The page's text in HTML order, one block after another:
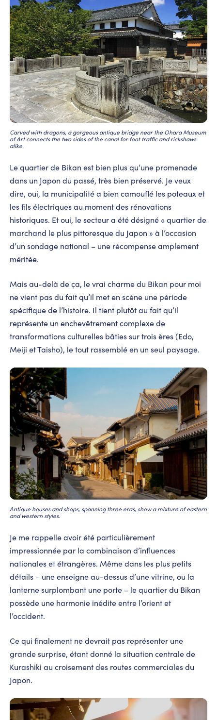
Carved with dragons, a gorgeous antique bridge near the Ohara Museum
of Art connects the two sides of the canal for foot traffic and rickshaws
alike.
Le quartier de Bikan est bien plus qu’une promenade
dans un Japon du passé, très bien préservé. Je veux
dire, oui, la municipalité a bien camouflé les poteaux et
les fils électriques au moment des rénovations
historiques. Et oui, le secteur a été désigné « quartier de
marchand le plus pittoresque du Japon » à l’occasion
d’un sondage national – une récompense amplement
méritée.
Mais au-delà de ça, le vrai charme du Bikan pour moi
ne vient pas du fait qu’il met en scène une période
spécifique de l’histoire. Il tient plutôt au fait qu’il
représente un enchevêtrement complexe de
transformations culturelles bâties sur trois ères (Edo,
Meiji et Taisho), le tout rassemblé en un seul paysage.
Antique houses and shops, spanning three eras, show a mixture of eastern
and western styles.
Je me rappelle avoir été particulièrement
impressionnée par la combinaison d’influences
nationales et étrangères. Même dans les plus petits
détails – une enseigne au-dessus d’une vitrine, ou la
lanterne surplombant une porte – le quartier du Bikan
possède une harmonie inédite entre l’orient et
l’occident.
Ce qui finalement ne devrait pas représenter une
grande surprise, étant donné la situation centrale de
Kurashiki au croisement des routes commerciales du
Japon.